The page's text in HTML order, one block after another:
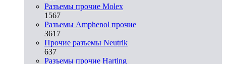
Разъемы прочие Molex
1567
Разъемы Amphenol прочие
3617
Прочие разъемы Neutrik
637
Разъемы прочие Harting